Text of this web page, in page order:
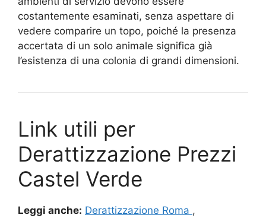
costantemente esaminati, senza aspettare di
vedere comparire un topo, poiché la presenza
accertata di un solo animale significa già
l’esistenza di una colonia di grandi dimensioni.
Link utili per
Derattizzazione Prezzi
Castel Verde
Leggi anche: Derattizzazione Roma ,